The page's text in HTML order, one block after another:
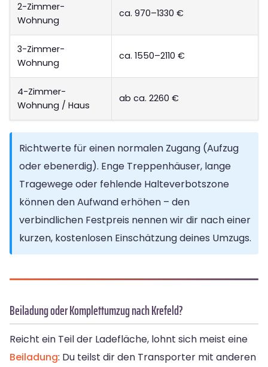
2-Zimmer-
Wohnung
ca. 970–1330 €
3-Zimmer-
Wohnung
ca. 1550–2110 €
4-Zimmer-
Wohnung / Haus
ab ca. 2260 €
Richtwerte für einen normalen Zugang (Aufzug
oder ebenerdig). Enge Treppenhäuser, lange
Tragewege oder fehlende Halteverbotszone
können den Aufwand erhöhen – den
verbindlichen Festpreis nennen wir dir nach einer
kurzen, kostenlosen Einschätzung deines Umzugs.
Beiladung oder Komplettumzug nach Krefeld?
Reicht ein Teil der Ladefläche, lohnt sich meist eine
Beiladung: Du teilst dir den Transporter mit anderen